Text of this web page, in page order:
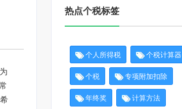
热点个税标签
个人所得税 个税计算器
个税 专项附加扣除
年终奖 计算方法